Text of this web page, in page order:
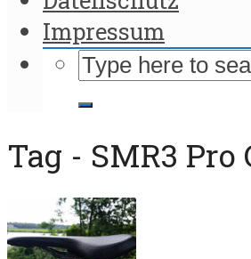
Impressum
Tag - SMR3 Pro